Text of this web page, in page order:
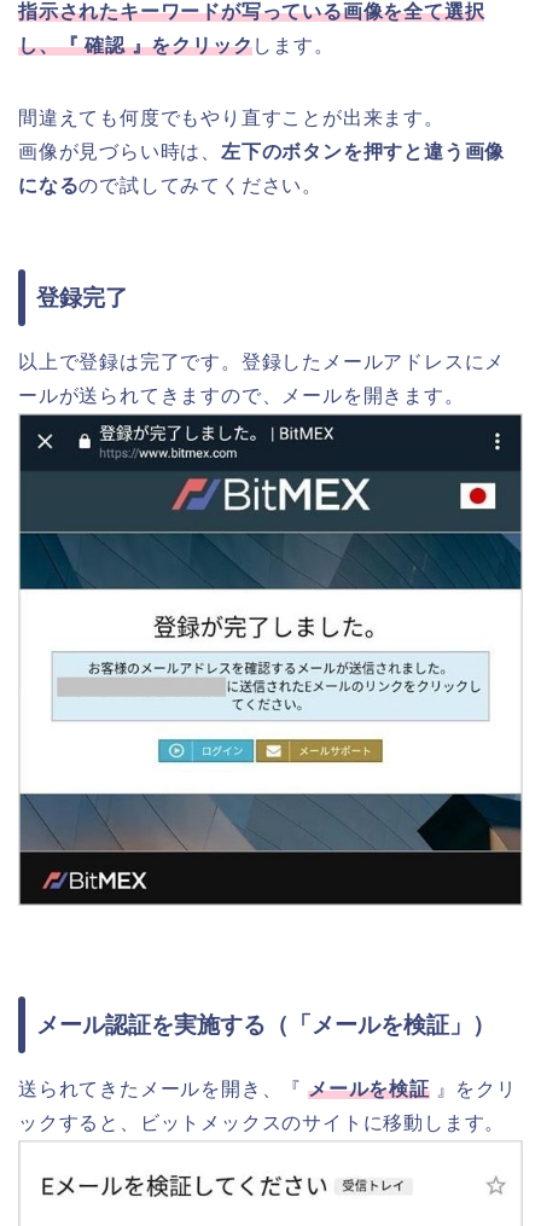
指示されたキーワードが写っている画像を全て選択
し、『 確認 』をクリックします。
間違えても何度でもやり直すことが出来ます。
画像が見づらい時は、 左下のボタンを押すと違う画像
になるので試してみてください。
登録完了
以上で登録は完了です。登録したメールアドレスにメ
ールが送られてきますので、メールを開きます。
メール認証を実施する（「メールを検証」）
送られてきたメールを開き、『メールを検証』をクリ
ックすると、ビットメックスのサイトに移動します。